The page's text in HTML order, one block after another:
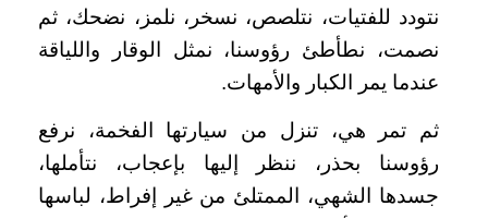
نتودد للفتيات، نتلصص، نسخر، نلمز، نضحك، ثم
نصمت، نطأطئ رؤوسنا، نمثل الوقار واللياقة
عندما يمر الكبار والأمهات.
ثم تمر هي، تنزل من سيارتها الفخمة، نرفع
رؤوسنا بحذر، ننظر إليها بإعجاب، نتأملها،
جسدها الشهي، الممتلئ من غير إفراط، لباسها